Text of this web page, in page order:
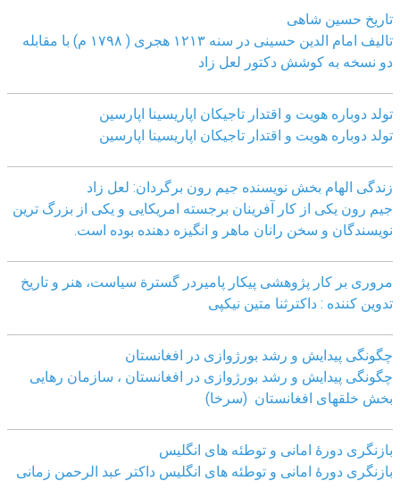
تاریخ حسین شاهی
تالیف امام الدین حسینی در سنه ۱۲۱۳ هجری ( ۱۷۹۸ م) با مقابله
دو نسخه به کوشش دکتور لعل زاد
تولد دوباره هویت و اقتدار تاجیکان اپاریسینا اپارسین
تولد دوباره هویت و اقتدار تاجیکان اپاریسینا اپارسین
زندگی الهام بخش نویسنده جیم رون برگردان: لعل زاد
جیم رون یکی از کار آفرینان برجسته امریکایی و یکی از بزرگ ترین
نویسندگان و سخن رانان ماهر و انگیزه دهنده بوده است.
مروری بر کار پژوهشی پیکار پامیردر گسترة سیاست، هنر و تاریخ
تدوین کننده : داکترثنا متین نیکپی
چگونگی پیدایش و رشد بورژوازی در افغانستان
چگونگی پیدایش و رشد بورژوازی در افغانستان ، سازمان رهایی
بخش خلقهای افغانستان (سرخا)
بازنگرى دورۀ امانى و توطئه هاى انگليس
بازنگرى دورۀ امانى و توطئه هاى انگليس داکتر عبد الرحمن زمانى